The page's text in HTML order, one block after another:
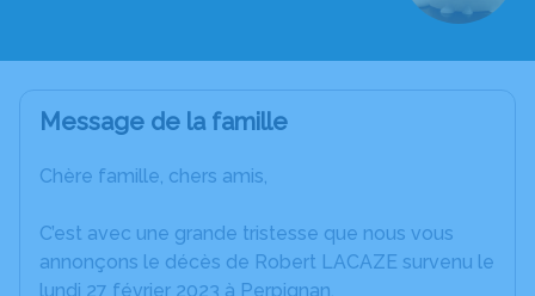
Message de la famille
Chère famille, chers amis,
C’est avec une grande tristesse que nous vous
annonçons le décès de Robert LACAZE survenu le
lundi 27 février 2023 à Perpignan.